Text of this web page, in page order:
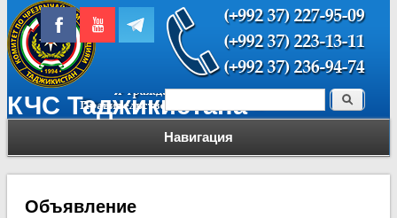
КЧС Таджикистана
Навигация
Форма поиска Поиск
Объявление